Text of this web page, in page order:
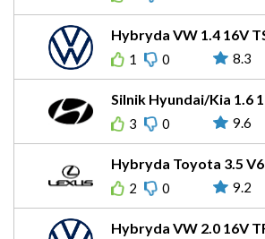
Hybryda VW 1.4 16V
Hybrid 204KM EA211
1 0 8.3
Silnik Hyundai/Kia 1.6
Hybrid 141KM G4LE
3 0 9.6
Hybryda Toyota 3.5 V6
Hybrid e-CVT 299KM
2 0 9.2
Hybryda VW 2.0 16V